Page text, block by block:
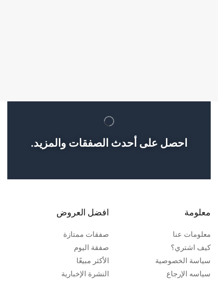
احصل على أحدث الصفقات والمزيد.
معلومة
معلومات عنا
كيف اشتري؟
سياسة الخصوصية
سياسه الإرجاع
افضل العروض
صفقات ممتازة
صفقة اليوم
الأكثر مبيعًا
النشرة الإخبارية